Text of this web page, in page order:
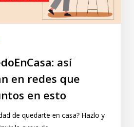
así
en redes que
en esto
de quedarte en casa? Hazlo y